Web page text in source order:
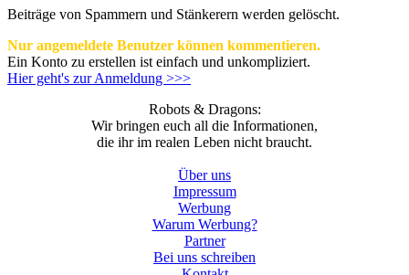
Beiträge von Spammern und Stänkerern werden gelöscht.
Nur angemeldete Benutzer können kommentieren.
Ein Konto zu erstellen ist einfach und unkompliziert.
Hier geht's zur Anmeldung >>>
Robots & Dragons:
Wir bringen euch all die Informationen,
die ihr im realen Leben nicht braucht.
Über uns
Impressum
Werbung
Warum Werbung?
Partner
Bei uns schreiben